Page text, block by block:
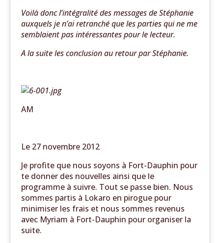
Voilà donc l’intégralité des messages de Stéphanie
auxquels je n’ai retranché que les parties qui ne me
semblaient pas intéressantes pour le lecteur.
A la suite les conclusion au retour par Stéphanie.
AM
Le 27 novembre 2012
Je profite que nous soyons à Fort-Dauphin pour
te donner des nouvelles ainsi que le
programme à suivre. Tout se passe bien. Nous
sommes partis à Lokaro en pirogue pour
minimiser les frais et nous sommes revenus
avec Myriam à Fort-Dauphin pour organiser la
suite.